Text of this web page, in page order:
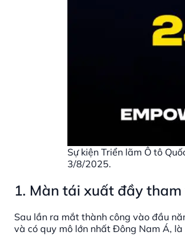
Sự kiện Triển lãm Ô tô
3/8/2025.
1. Màn tái xuất đầy
Sau lần ra mắt thành công vào đầu
và có quy mô lớn nhất Đông Nam Á,